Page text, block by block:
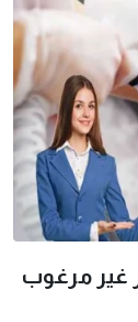
غير مرغوب